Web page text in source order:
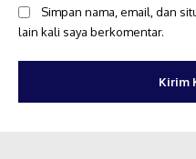
Simpan nama, email, dan
lain kali saya berkomentar.